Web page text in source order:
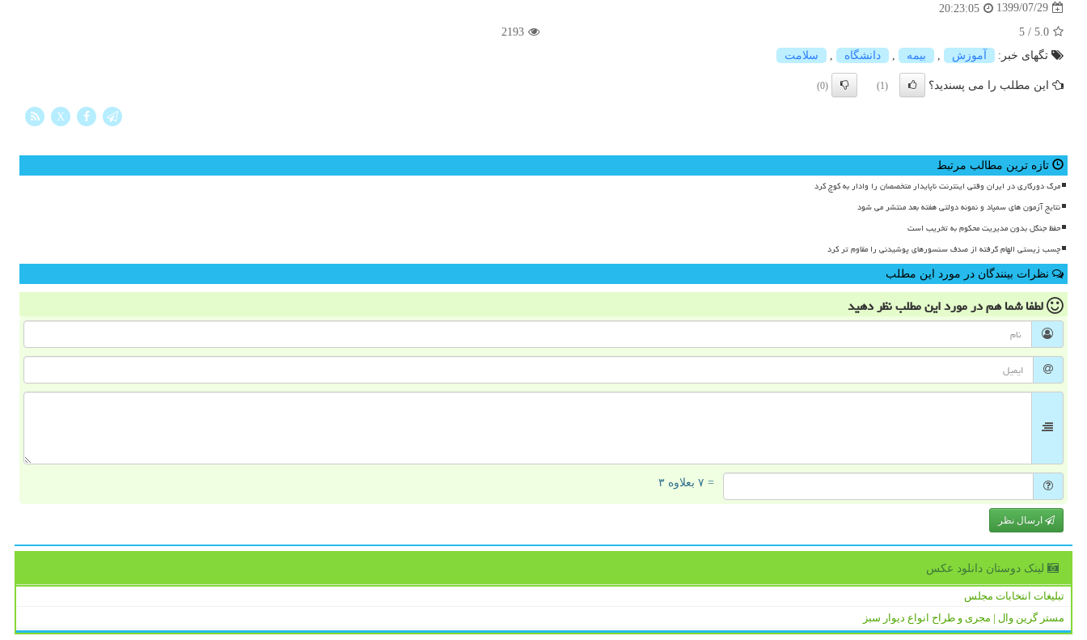
1399/07/29
20:23:05
5.0
/
5
2193
تگهای خبر:
آموزش , بیمه , دانشگاه , سلامت
این مطلب را می پسندید؟ (1)
(0)
X
تازه ترین مطالب مرتبط
مرگ دورکاری در ایران وقتی اینترنت ناپایدار متخصصان را وادار به کوچ کرد
نتایج آزمون های سمپاد و نمونه دولتی هفته بعد منتشر می شود
حفظ جنگل بدون مدیریت محکوم به تخریب است
چسب زیستی الهام گرفته از صدف سنسورهای پوشیدنی را مقاوم تر کرد
نظرات بینندگان در مورد این مطلب
لطفا شما همدر مورد این مطلبنظر دهید
= ۷ بعلاوه ۳
ارسال نظر
لینک دوستان دانلود عكس
تبلیغات انتخابات مجلس
مستر گرین وال | مجری و طراح انواع دیوار سبز